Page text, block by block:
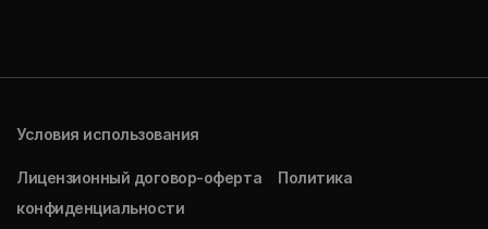
Условия использования
Лицензионный договор-оферта
Политика
конфиденциальности